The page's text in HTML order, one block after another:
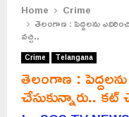
Home Crime
తెలంగాణ : పెద్దలను ఎదిరించి
వచ్చి..
Crime Telangana
తెలంగాణ :
చేసుకున్నారు.. కట్